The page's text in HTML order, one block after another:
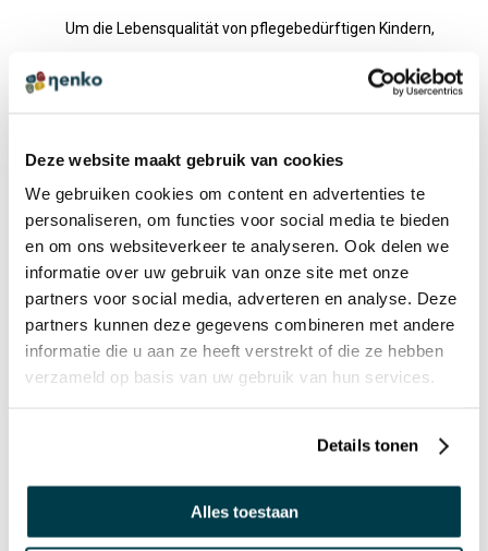
Deze website maakt gebruik van cookies
We gebruiken cookies om content en advertenties te
personaliseren, om functies voor social media te bieden
en om ons websiteverkeer te analyseren. Ook delen we
informatie over uw gebruik van onze site met onze
partners voor social media, adverteren en analyse. Deze
partners kunnen deze gegevens combineren met andere
informatie die u aan ze heeft verstrekt of die ze hebben
verzameld op basis van uw gebruik van hun services.
Details tonen
Alles toestaan
Um die Lebensqualität von pflegebedürftigen Kindern,
Nenko seit mehr als 30 Jahren verschiedene Optionen für
Bewegung und Wohlbefinden. Materialien und Aktivitäten
den Leistungserbringern erarbeiten und realisieren wir
ständig neue Materialien, die der Zielgruppe entsprechen.
Die Materialien in unserer Kollektion wurden sorgfältig
ausgewählt, um Menschen mit unterschiedlichen
Wir hoffen, Sie zu inspirieren und helfen Ihnen gerne bei
Ihren medizinischen Bedürfnissen. Lesen Sie weiter